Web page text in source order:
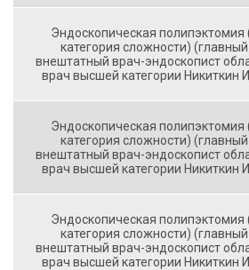
Эндоскопическая полипэктомия
категория сложности) (главный
внештатный врач-эндоскопист
врач высшей категории Никиткин
Эндоскопическая полипэктомия
категория сложности) (главный
внештатный врач-эндоскопист
врач высшей категории Никиткин
Эндоскопическая полипэктомия
категория сложности) (главный
внештатный врач-эндоскопист
врач высшей категории Никиткин